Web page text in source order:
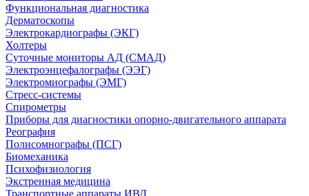
Функциональная диагностика
Дерматоскопы
Электрокардиографы (ЭКГ)
Холтеры
Суточные мониторы АД (СМАД)
Электроэнцефалографы (ЭЭГ)
Электромиографы (ЭМГ)
Стресс-системы
Спирометры
Приборы для диагностики опорно-двигательного аппарата
Реография
Полисомнографы (ПСГ)
Биомеханика
Психофизиология
Экстренная медицина
Транспортные аппараты ИВЛ